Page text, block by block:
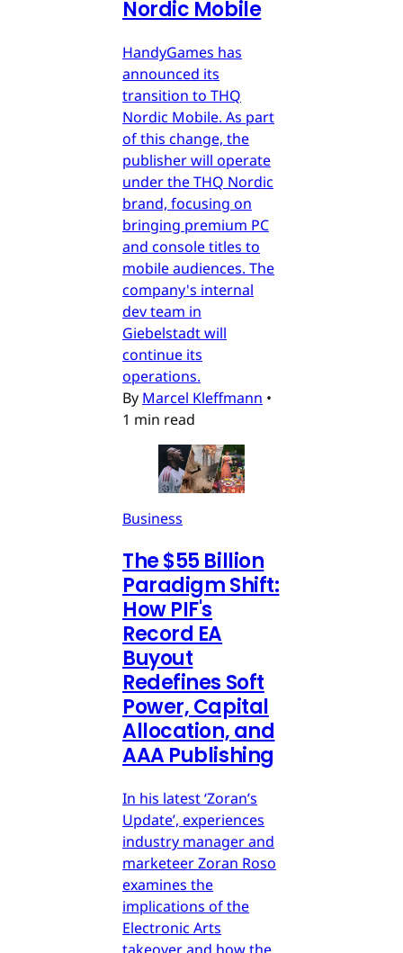
Nordic Mobile
HandyGames has
announced its
transition to THQ
Nordic Mobile. As part
of this change, the
publisher will operate
under the THQ Nordic
brand, focusing on
bringing premium PC
and console titles to
mobile audiences. The
company's internal
dev team in
Giebelstadt will
continue its
operations.
By Marcel Kleffmann •
1 min read
Business
The $55 Billion
Paradigm Shift:
How PIF's
Record EA
Buyout
Redefines Soft
Power, Capital
Allocation, and
AAA Publishing
In his latest ‘Zoran’s
Update’, experiences
industry manager and
marketeer Zoran Roso
examines the
implications of the
Electronic Arts